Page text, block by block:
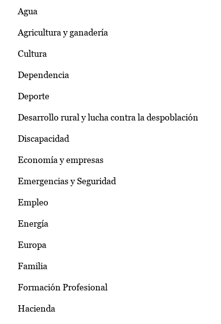
Agua
Agricultura y ganadería
Cultura
Dependencia
Deporte
Desarrollo rural y lucha contra la despoblación
Discapacidad
Economía y empresas
Emergencias y Seguridad
Empleo
Energía
Europa
Familia
Formación Profesional
Hacienda